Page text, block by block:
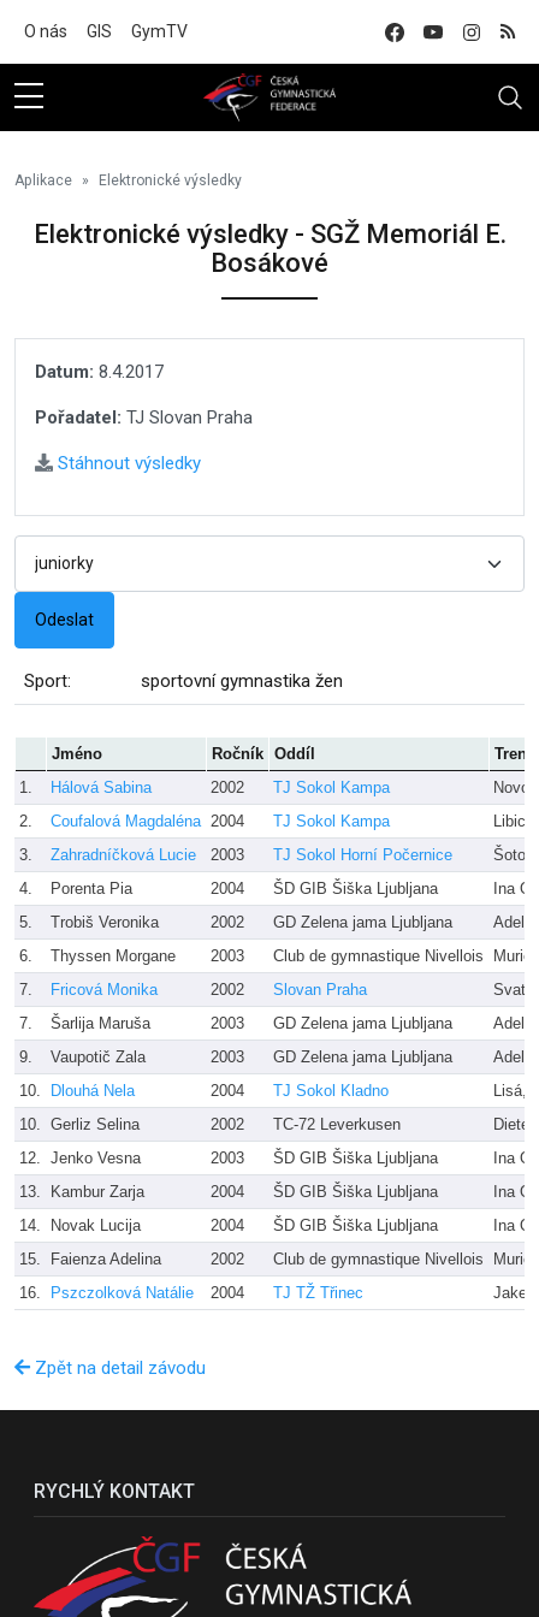
O nás GIS GymTV
Aplikace Elektronické výsledky
Elektronické výsledky - SGŽ Memoriál E.
Bosákové
Datum: 8.4.2017
Pořadatel: TJ Slovan Praha
Stáhnout výsledky
Sport: sportovní gymnastika žen
Jméno Ročník Oddíl
1.
Hálová Sabina 2002 TJ Sokol Kampa
2.
Coufalová Magdaléna 2004 TJ Sokol Kampa
3.
Zahradníčková Lucie 2003 TJ Sokol Horní Počernice
4.
Porenta Pia 2004 ŠD GIB Šiška Ljubljana
Ina
5.
Trobiš Veronika 2002 GD Zelena jama Ljubljana
Adela
6.
Thyssen Morgane 2003 Club de gymnastique Nivellois
7.
Fricová Monika 2002 Slovan Praha
7.
Šarlija Maruša 2003 GD Zelena jama Ljubljana
Adela
9.
Vaupotič Zala 2003 GD Zelena jama Ljubljana
Adela
10.
Dlouhá Nela 2004 TJ Sokol Kladno
Lisá,
10. Gerliz Selina 2002 TC-72 Leverkusen
12. Jenko Vesna 2003 ŠD GIB Šiška Ljubljana
Ina
13.
Kambur Zarja 2004 ŠD GIB Šiška Ljubljana
Ina
14.
Novak Lucija 2004 ŠD GIB Šiška Ljubljana
Ina
15.
Faienza Adelina 2002 Club de gymnastique Nivellois
16.
Pszczolková Natálie 2004 TJ TŽ Třinec
Zpět na detail závodu
RYCHLÝ KONTAKT